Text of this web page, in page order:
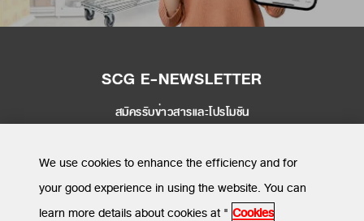
SCG E-NEWSLETTER
สมัครรับข่าวสารและโปรโมชัน
SEND
We use cookies to enhance the efficiency and for
your good experience in using the website. You can
learn more details about cookies at " Cookies